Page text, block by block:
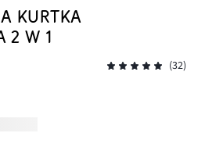
KURTKA
2 W 1
(32)